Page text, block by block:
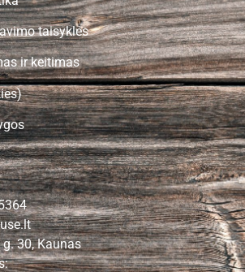
taisyklės
ir keitimas
30, Kaunas